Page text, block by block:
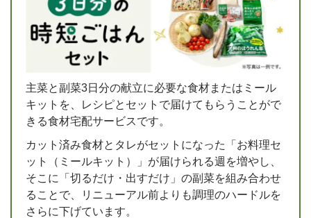
主菜と副菜3日分の献立に必要な食材またはミール
キットを、レシピとセットで届けてもらうことがで
きる食材宅配サービスです。
カット済み食材とタレがセットになった「お料理セ
ット（ミールキット）」が届けられる週を増やし、
そこに「切るだけ・出すだけ」の副菜を組み合わせ
ることで、リニューアル前よりも調理のハードルを
さらに下げています。